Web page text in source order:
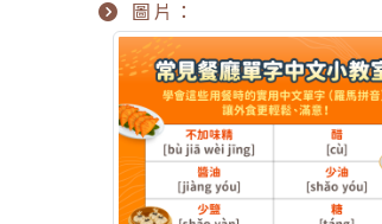
圖片：